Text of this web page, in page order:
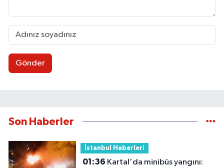
Gönder
Son Haberler
İstanbul Haberleri
01:36